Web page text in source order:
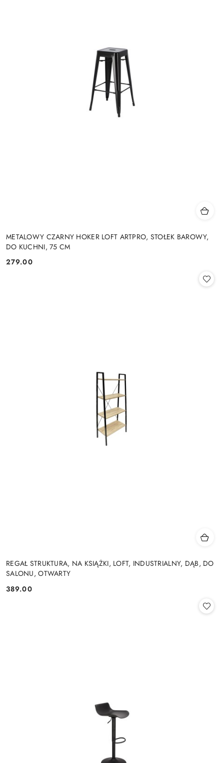
METALOWY CZARNY HOKER LOFT ARTPRO, STOŁEK BAROWY,
DO KUCHNI, 75 CM
Cena:
279.00
REGAŁ STRUKTURA, NA KSIĄŻKI, LOFT, INDUSTRIALNY, DĄB, DO
SALONU, OTWARTY
Cena:
389.00